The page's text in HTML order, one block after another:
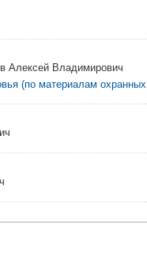
Алексей Владимирович
(по материалам охранных